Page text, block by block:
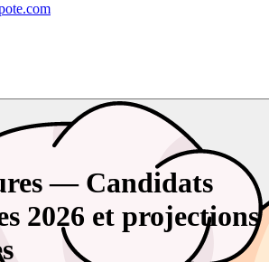
— Candidats
2026 et projections